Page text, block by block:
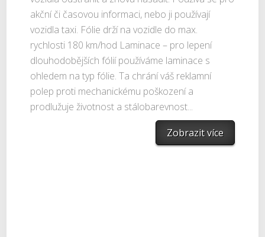
akční či časovou informaci, nebo ji používají
vozidla taxi. Fólie drží na vozidle do max.
rychlosti 180 km/hod Laminace – pro lepení
dlouhodobějších fólií používáme laminace s
ohledem na typ fólie. Ta chrání váš reklamní
polep proti mechanickému poškození a
prodlužuje životnost a stálobarevnost...
Zobrazit více